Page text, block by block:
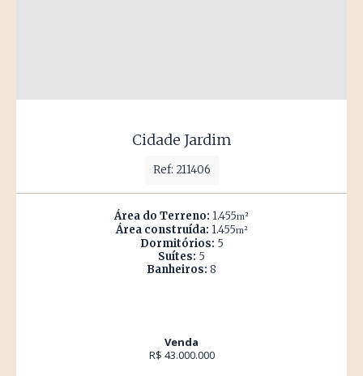
Cidade Jardim
Ref: 211406
Área do Terreno: 1.455m²
Área construída: 1.455m²
Dormitórios: 5
Suítes: 5
Banheiros: 8
Venda
R$ 43.000.000